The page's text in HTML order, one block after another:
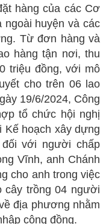
hàng của các Cơ
ngoài huyện và các
Từ đơn hàng và
hàng tận nơi, thu
triệu đồng, với mô
cho trên 06 lao
19/6/2024, Công
tổ chức hội nghị
Kế hoạch xây dựng
đối với người chấp
Vĩnh, anh Chánh
cho anh trong việc
cây trồng 04 người
địa phương nhằm
cộng đồng.